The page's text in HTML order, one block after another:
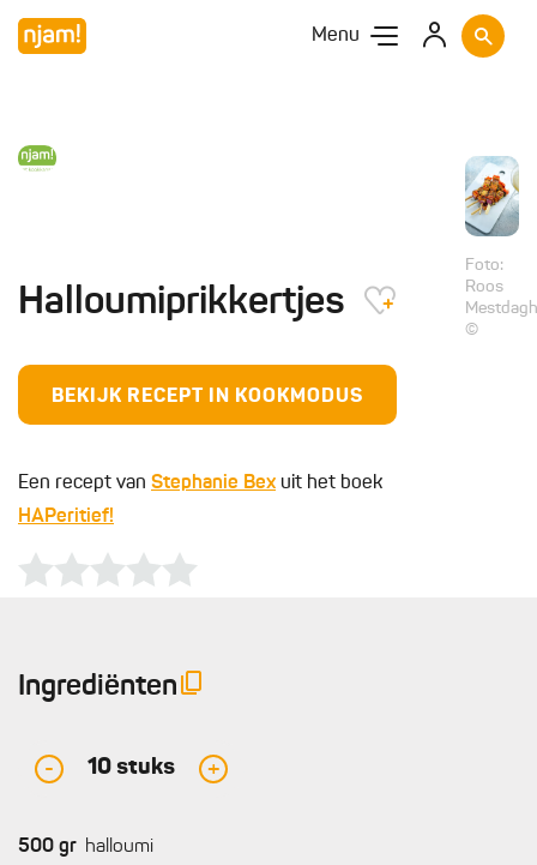
Menu
Halloumiprikkertjes
BEKIJK RECEPT IN KOOKMODUS
Een recept van Stephanie Bex uit het boek
HAPeritief!
Foto:
Roos
©
Ingrediënten
- 10 stuks +
500 gr halloumi